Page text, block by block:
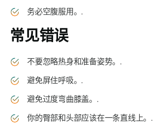
务必空腹服用。.
常见错误
不要忽略热身和准备姿势。.
避免屏住呼吸。.
避免过度弯曲膝盖。.
你的臀部和头部应该在一条直线上。.